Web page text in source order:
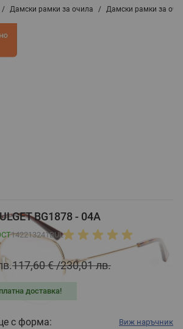
/ Дамски рамки за очила / Дамски рамки за
BG1878 - 04A
142213241BUL
117,60 € 230,01 лв.
доставка!
с форма: Виж наръчник